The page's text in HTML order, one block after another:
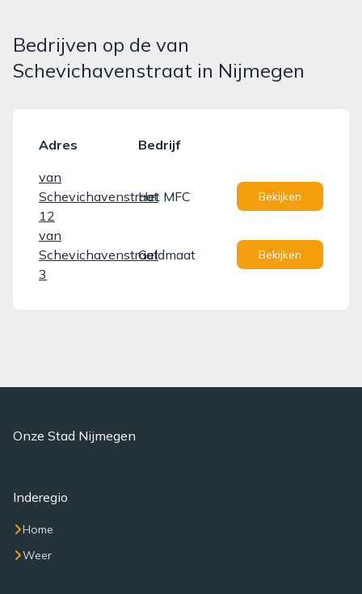
Bedrijven op de van
Schevichavenstraat in Nijmegen
Adres
Bedrijf
van
Schevichavenstraat
12
Het MFC Bekijken
van
Schevichavenstraat
3
Geldmaat Bekijken
Onze Stad Nijmegen
Inderegio
Home
Weer